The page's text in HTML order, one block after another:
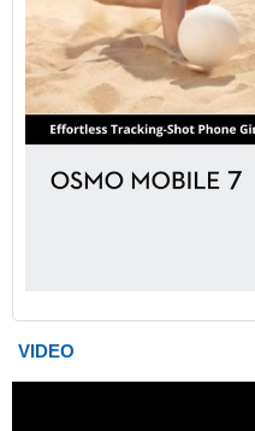
VIDEO